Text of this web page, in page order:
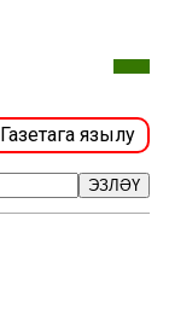
Газетага язылу
ЭЗЛӘҮ